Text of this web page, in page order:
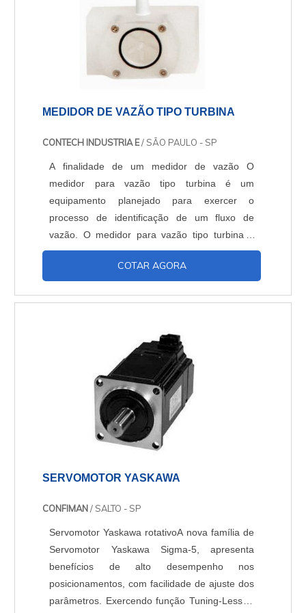
MEDIDOR DE VAZÃO TIPO TURBINA
CONTECH INDUSTRIA E/ SÃO PAULO - SP
A finalidade de um medidor de vazão O
medidor para vazão tipo turbina é um
equipamento planejado para exercer o
processo de identificação de um fluxo de
vazão. O medidor para vazão tipo turbina é
conectado diretamente a tubulação do
procedimento através de acoplamentos
medidas de até 12, o medidor de vazão tipo
em líquidos e gases, dessa forma podendo ser
COTAR AGORA
SERVOMOTOR YASKAWA
CONFIMAN/ SALTO - SP
Servomotor Yaskawa rotativoA nova família de
Servomotor Yaskawa Sigma-5, apresenta
benefícios de alto desempenho nos
posicionamentos, com facilidade de ajuste dos
parâmetros. Exercendo função Tuning-Less, a